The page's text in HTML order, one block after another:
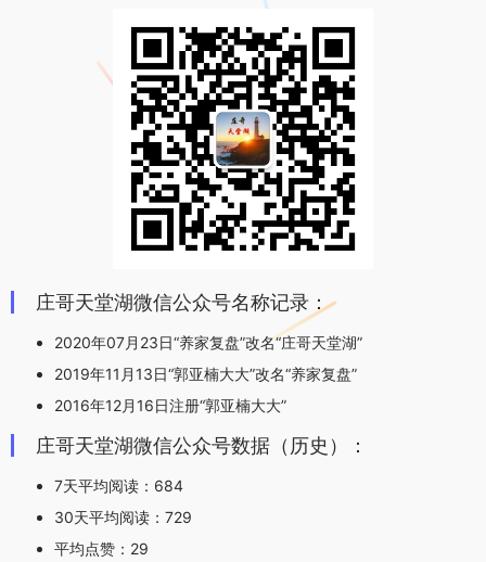
庄哥天堂湖微信公众号名称记录：
2020年07月23日“养家复盘”改名“庄哥天堂湖”
2019年11月13日“郭亚楠大大”改名“养家复盘”
2016年12月16日注册“郭亚楠大大”
庄哥天堂湖微信公众号数据（历史）：
7天平均阅读：684
30天平均阅读：729
平均点赞：29